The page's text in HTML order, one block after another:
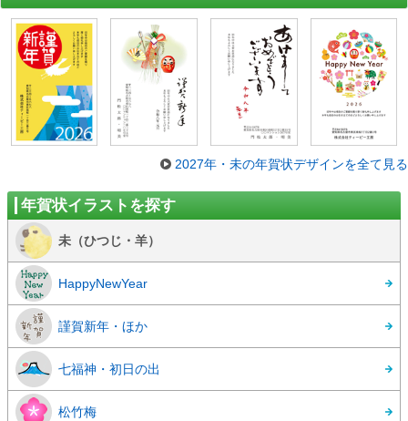
2027年・未の年賀状デザインを全て見る
年賀状イラストを探す
未（ひつじ・羊）
HappyNewYear
謹賀新年・ほか
七福神・初日の出
松竹梅